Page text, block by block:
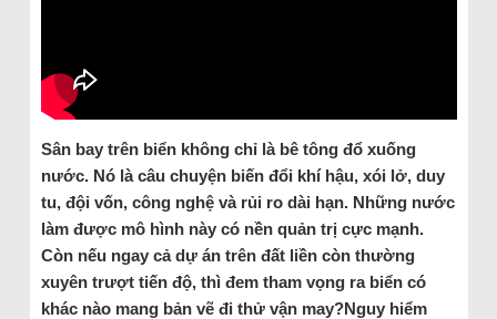
Sân bay trên biển không chỉ là bê tông đổ xuống
nước. Nó là câu chuyện biến đổi khí hậu, xói lở, duy
tu, đội vốn, công nghệ và rủi ro dài hạn. Những nước
làm được mô hình này có nền quản trị cực mạnh.
Còn nếu ngay cả dự án trên đất liền còn thường
xuyên trượt tiến độ, thì đem tham vọng ra biển có
khác nào mang bản vẽ đi thử vận may?Nguy hiểm